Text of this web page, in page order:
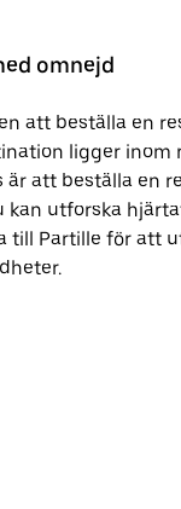
omnejd
att beställa en
ligger inom
är att beställa en
kan utforska
till Partille för att